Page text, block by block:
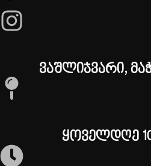
ვაშლიჯვარი,
ყოველდღე